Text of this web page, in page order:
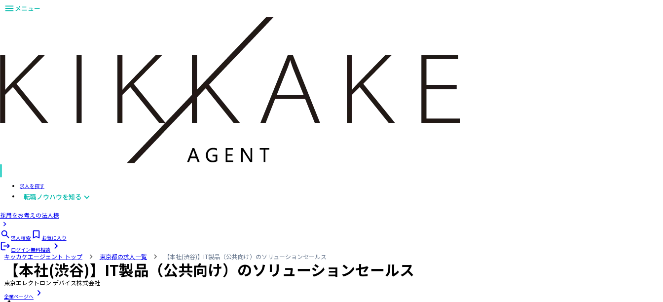
メニュー
求人を探す
転職ノウハウを知る
採用をお考えの法人様
求人検索
お気に入り
ログイン無料相談
キッカケエージェント トップ 東京都の求人一覧 【本社(渋谷)】IT製品（公共向け）のソリューションセールス
【本社(渋谷)】IT製品（公共向け）のソリューションセールス
東京エレクトロン デバイス株式会社
企業ページへ